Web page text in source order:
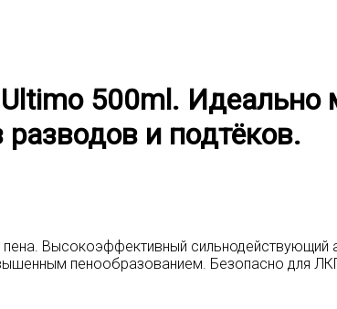
500ml. Идеально
и подтёков.
Высокоэффективный
пенообразованием. Безопасно для